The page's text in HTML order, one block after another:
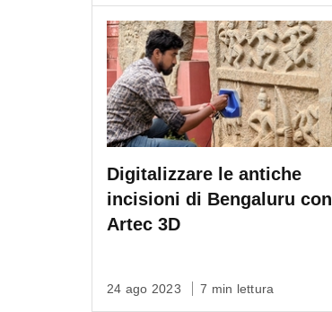
Digitalizzare le antiche
incisioni di Bengaluru con
Artec 3D
24 ago 2023 7 min lettura